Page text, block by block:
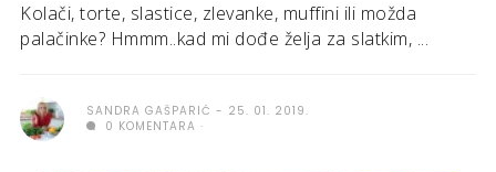
Kolači, torte, slastice, zlevanke, muffini ili možda
palačinke? Hmmm..kad mi dođe želja za slatkim, ...
SANDRA GAŠPARIĆ
25. 01. 2019.
0 KOMENTARA